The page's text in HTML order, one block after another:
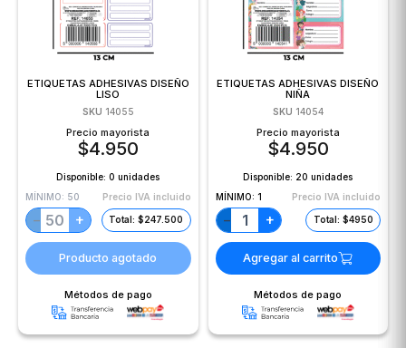
ETIQUETAS ADHESIVAS DISEÑO
LISO
SKU 14055
Precio mayorista
$4.950
Disponible:0 unidades
MÍNIMO: 50 Precio IVA incluido
− + Total: $247.500
Producto agotado
Métodos de pago
ETIQUETAS ADHESIVAS DISEÑO
NIÑA
SKU 14054
Precio mayorista
$4.950
Disponible: 20 unidades
MÍNIMO: 1 Precio IVA incluido
− + Total: $4950
Agregar al carrito
Métodos de pago